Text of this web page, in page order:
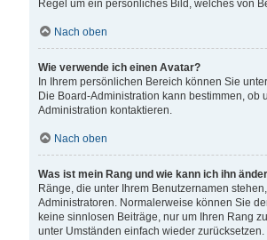
Regel um ein persönliches Bild, welches von
Nach oben
Wie verwende ich einen Avatar?
In Ihrem persönlichen Bereich können Sie
Die Board-Administration kann bestimmen,
Administration kontaktieren.
Nach oben
Was ist mein Rang und wie kann ich ihn
Ränge, die unter Ihrem Benutzernamen
Administratoren. Normalerweise können Sie
keine sinnlosen Beiträge, nur um Ihren Rang
unter Umständen einfach wieder zurücksetzen.